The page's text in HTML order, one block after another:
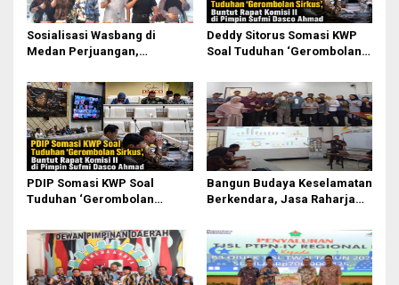
Sosialisasi Wasbang di
Medan Perjuangan,
Perjuangkan Ruang Bermain
Anak
Deddy Sitorus Somasi KWP
Soal Tuduhan ‘Gerombolan
II Dipimpin Sufmi Dasco
Ahmad
PDIP Somasi KWP Soal
Tuduhan ‘Gerombolan
II Dipimpin Sufmi Dasco
Ahmad
Bangun Budaya Keselamatan
Berkendara, Jasa Raharja
Pasifik Medan Industri